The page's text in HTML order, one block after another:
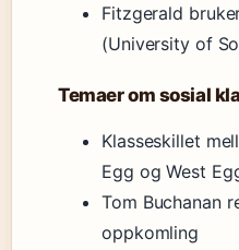
Fitzgerald
(University of
Temaer om sosial
Klasseskillet
Egg og West
Tom Buchanan
oppkomling